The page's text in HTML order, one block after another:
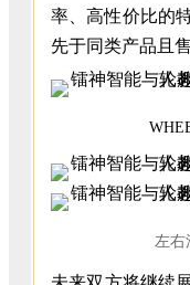
率、高性价比的
先于同类产品且
左右